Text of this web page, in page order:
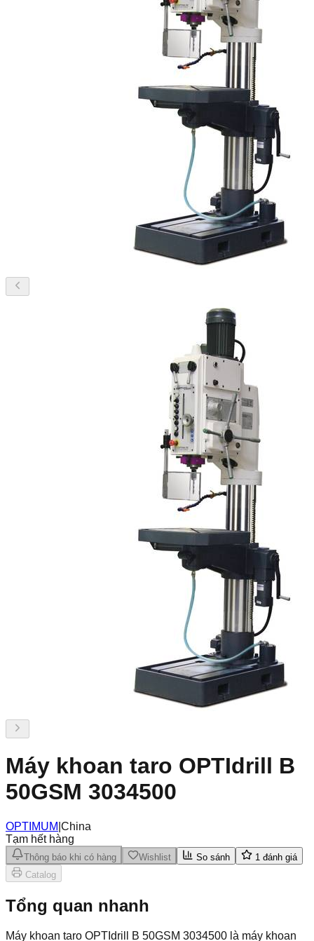
Máy khoan taro OPTIdrill B
50GSM 3034500
OPTIMUM China
Tạm hết hàng
Thông báo khi có hàng Wishlist So sánh 1 đánh giá
Catalog
Tổng quan nhanh
Máy khoan taro OPTIdrill B 50GSM 3034500 là máy khoan